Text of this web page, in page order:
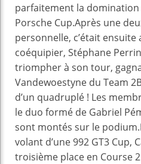
parfaitement la domination
Porsche Cup.Après une
personnelle, c’était
coéquipier, Stéphane
triompher à son tour,
Vandewoestyne du Team
d’un quadruplé ! Les
le duo formé de Gabriel
sont montés sur le
volant d’une 992 GT3 Cup,
troisième place en Course